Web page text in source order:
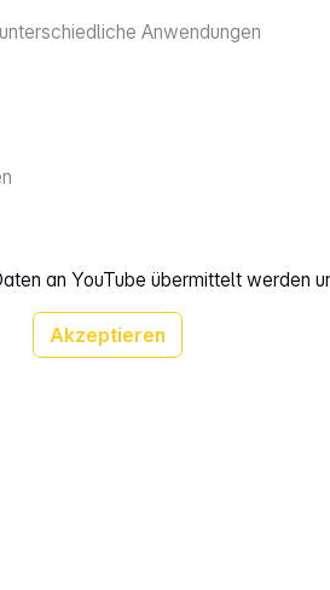
an YouTube übermittelt werden
Akzeptieren
Anwendungen